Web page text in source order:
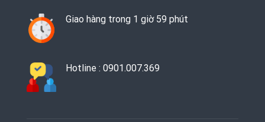
Giao hàng trong 1 giờ 59 phút
Hotline : 0901.007.369